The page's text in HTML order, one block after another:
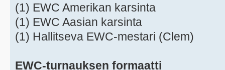
(1) EWC Amerikan karsinta
(1) EWC Aasian karsinta
(1) Hallitseva EWC-mestari (Clem)
EWC-turnauksen formaatti